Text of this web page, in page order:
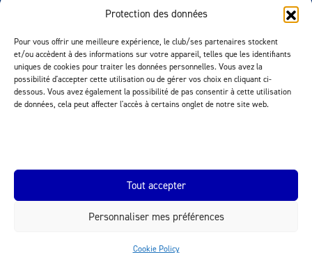
Protection des données
Pour vous offrir une meilleure expérience, le club/ses partenaires stockent
et/ou accèdent à des informations sur votre appareil, telles que les identifiants
uniques de cookies pour traiter les données personnelles. Vous avez la
possibilité d'accepter cette utilisation ou de gérer vos choix en cliquant ci-
dessous. Vous avez également la possibilité de pas consentir à cette utilisation
de données, cela peut affecter l'accès à certains onglet de notre site web.
Tout accepter
Personnaliser mes préférences
Cookie Policy
© Lausanne Sport Football Club 2026
Réalisation MTM Agency